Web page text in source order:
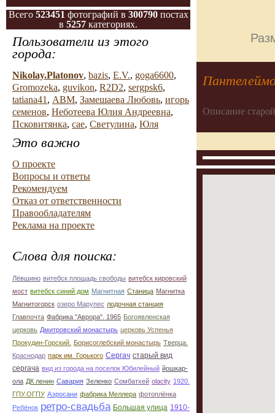
Всего 523451 фотографий в 300790постах
в 5257 категориях.
Пользователи из этого
города:
Nikolay.Platonov, bazis, E.V., goga6600,
Gromozeka, guvikon, R2D2, sergpsk6,
tatiana41 , АВМ, Замешаева Любовь, игорь
семенов, Неботеева Юлия Андреевна,
Псковитянка, сае, Светулина, Юля
Это важно
О проекте
Вопросы и ответы
Рекомендуем
Отказ от ответственности
Правообладателям
Реклама на проекте
Слова для поиска:
Лёвшино витебск площадь свободы витебск кировский
мост витебск синий дом Магнитная Станица Магнитка
Магнитогорск озеро Марупес лодочная станция
Главпочта Фабрика "Аврора". 1965 Богоявленская
церковь Дмитровский монастырь церковь Успенья
Прокудин-Горский.
Борисоглебский монастырь Тверца.
Краснодар парк им. Горького Сергач старый вид
сергача вид из города на поселок Юбилейный йошкар-
ола ДК ленин Савария Зеленко Сомбатхей olacity 1920.
ГПУ.ОГПУ Аэросани фабрика Меллера фотоплёнка
Ребёнок ретро-свадьба Большая улица 1910-
Описание